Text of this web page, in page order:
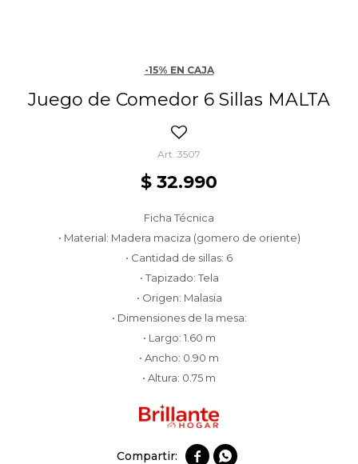
-15% EN CAJA
Juego de Comedor 6 Sillas MALTA
3507
$ 32.990
Ficha Técnica
• Material: Madera maciza (gomero de oriente)
• Cantidad de sillas: 6
• Tapizado: Tela
• Origen: Malasia
• Dimensiones de la mesa:
• Largo: 1.60 m
• Ancho: 0.90 m
• Altura: 0.75 m
 